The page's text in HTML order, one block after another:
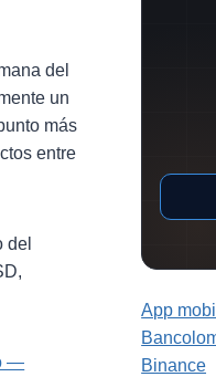
del
un
más
entre
del
—
App
Binance